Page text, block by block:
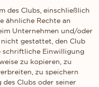
des Clubs, einschließlich
ähnliche Rechte an
Unternehmen und/oder
gestattet, den Club
schriftliche Einwilligung
zu kopieren, zu
zu speichern
Clubs oder seiner